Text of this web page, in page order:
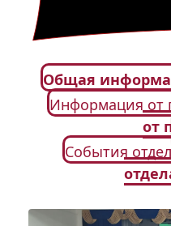
Общая
Информация от
от
События